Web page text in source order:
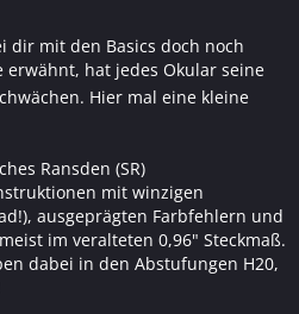
dir mit den Basics doch noch
erwähnt, hat jedes Okular seine
Hier mal eine kleine
Ransden (SR)
mit winzigen
ausgeprägten Farbfehlern und
im veralteten 0,96" Steckmaß.
dabei in den Abstufungen H20,